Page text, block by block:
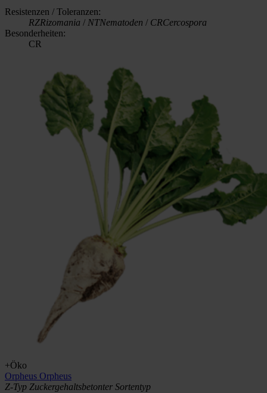
Resistenzen / Toleranzen:
RZRizomania / NTNematoden / CRCercospora
Besonderheiten:
CR
+Öko
Orpheus Orpheus
Z-Typ Zuckergehaltsbetonter Sortentyp